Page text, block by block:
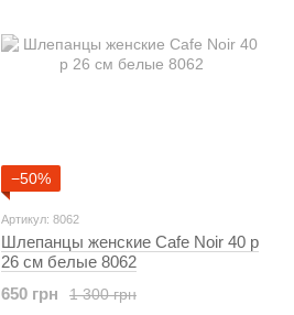
−50%
Артикул: 8062
Шлепанцы женские Cafe Noir 40 р
26 см белые 8062
1 300 грн
650 грн